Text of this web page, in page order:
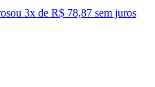
ou 3x de R$ 78,87 sem juros